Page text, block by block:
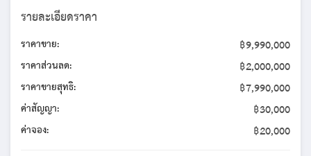
รายละเอียดราคา
ราคาขาย: ฿9,990,000
ราคาส่วนลด: ฿2,000,000
ราคาขายสุทธิ: ฿7,990,000
ค่าสัญญา: ฿30,000
ค่าจอง: ฿20,000